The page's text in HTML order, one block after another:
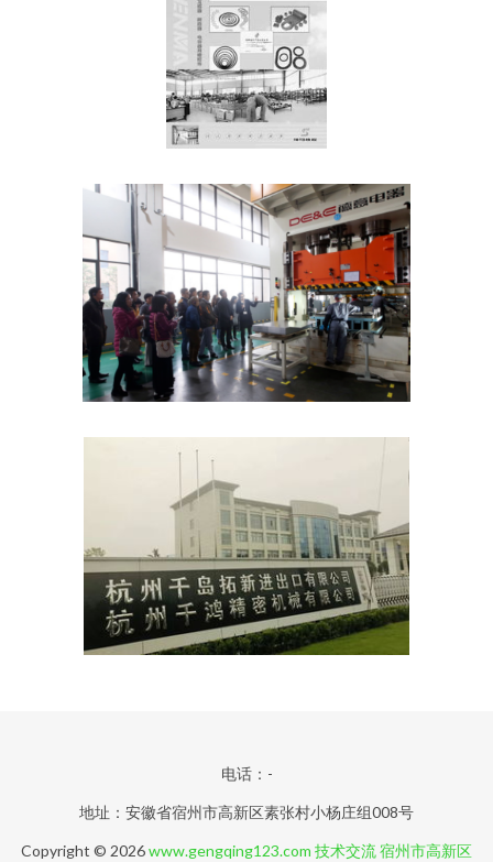
电话：-
地址：安徽省宿州市高新区素张村小杨庄组008号
Copyright © 2026www.gengqing123.com 技术交流宿州市高新区